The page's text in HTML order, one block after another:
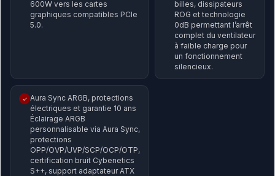
600W vers les cartes
graphiques compatibles PCIe
5.0.
billes, dissipateurs
ROG et technologie
0dB permettant l’arrêt
complet du ventilateur
à faible charge pour
un fonctionnement
silencieux.
✓ Aura Sync ARGB, protections
électriques et garantie 10 ans
Éclairage ARGB
personnalisable via Aura Sync,
protections
OPP/OVP/UVP/SCP/OCP/OTP,
certification bruit Cybenetics
S++, support adaptateur ATX